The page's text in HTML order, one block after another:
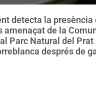
detecta la presència
amenaçat de la
Parc Natural del Prat
després de